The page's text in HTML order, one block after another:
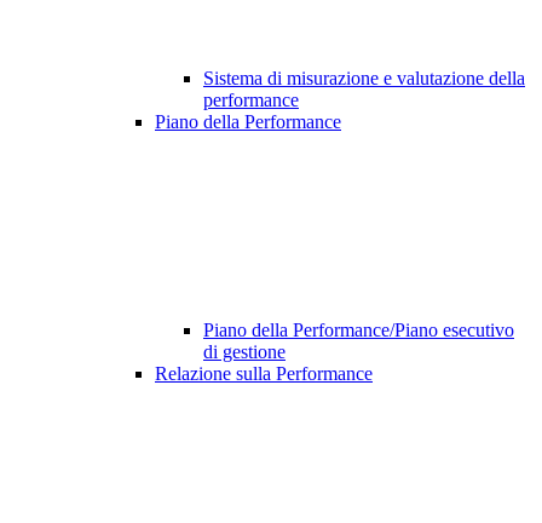
Sistema di misurazione e valutazione della
performance
Piano della Performance
Piano della Performance/Piano esecutivo
di gestione
Relazione sulla Performance